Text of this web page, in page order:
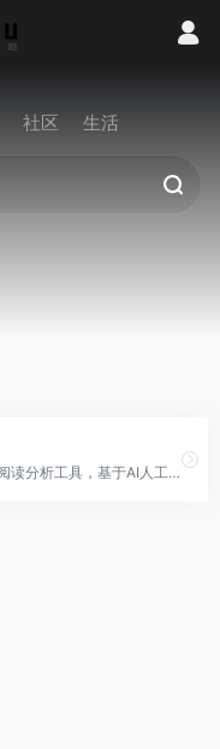
社区 生活
司马阅(SmartRead)，是一款AI文档阅读分析工具，基于AI人工智能技术、智能文档技术，快速从复杂文档提取信息。 通过聊天互动形式，精准、灵活地获取关键信息及灵感，极大节省文档阅读和信息检索时间，高效应用于工作、学习场景，如读行业市场报告、产品手册、法律文档、论文文献、电子书等。AI智能革命已经到来，这只是一个开始！